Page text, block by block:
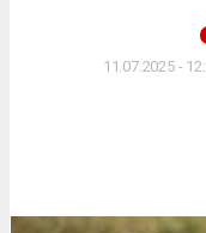
11.07.2025 -